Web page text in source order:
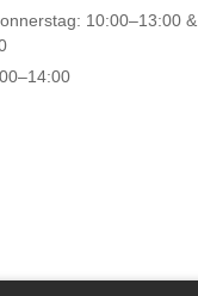
10:00–13:00 &